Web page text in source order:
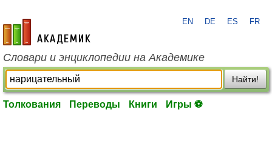
academic.ru
EN DE ES FR
Словари и энциклопедии на Академике
Найти!
Толкования Переводы Книги Игры ⚽